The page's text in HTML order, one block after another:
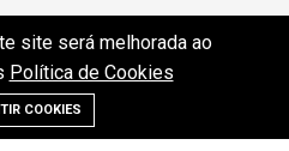
site será melhorada ao
Política de Cookies
COOKIES